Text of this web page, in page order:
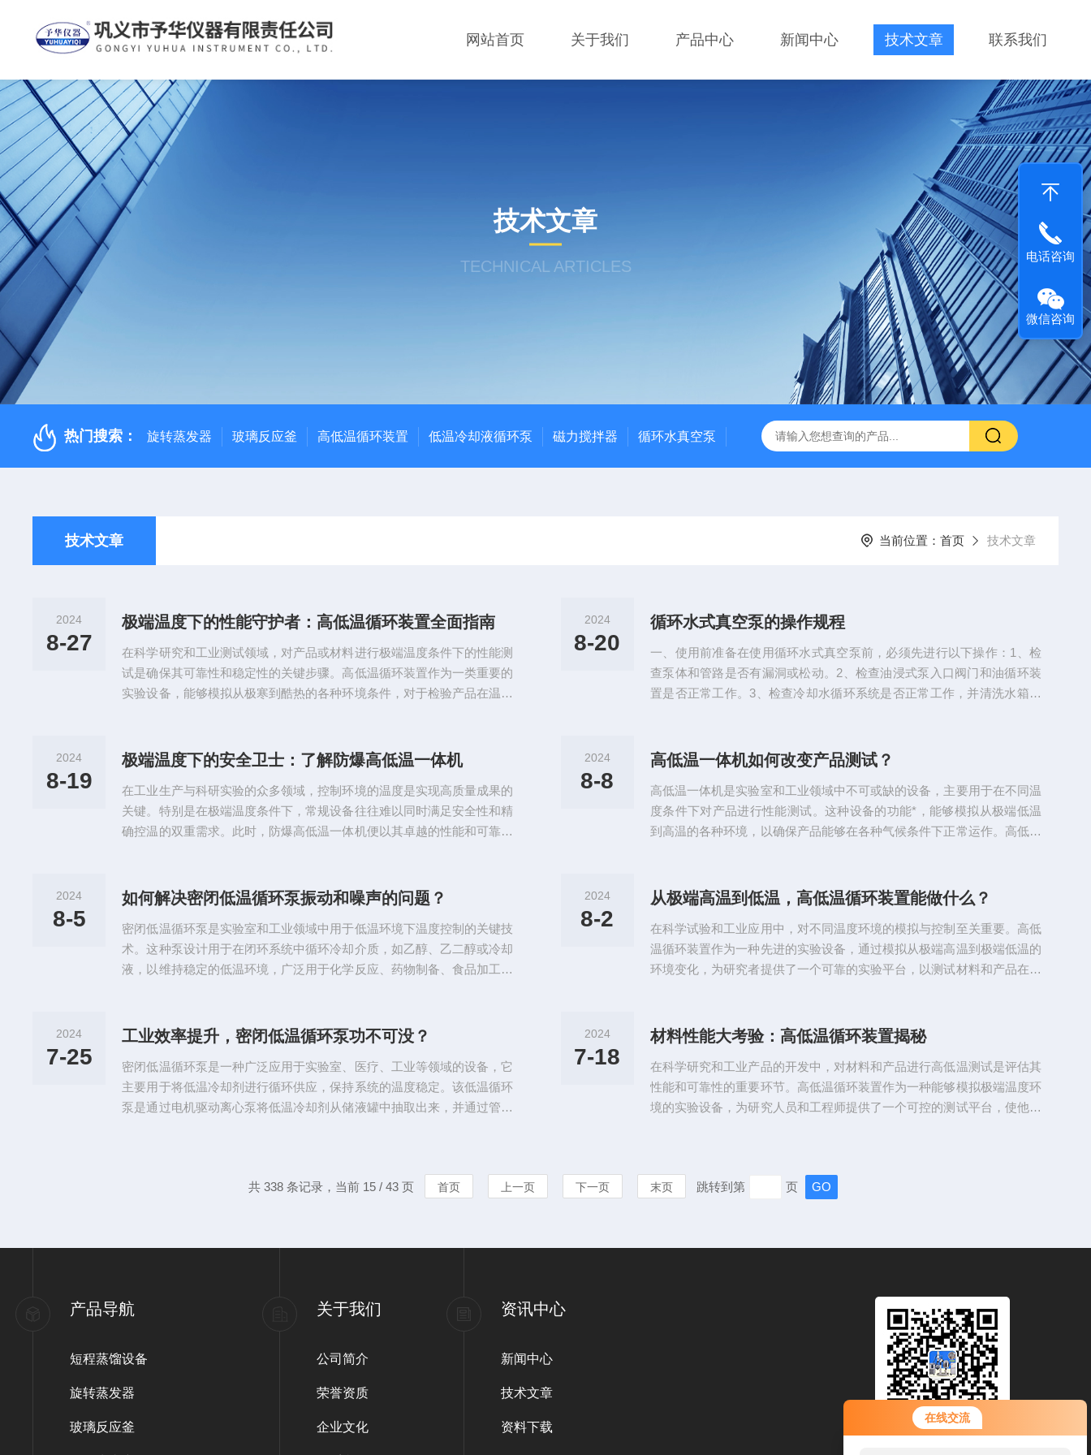
在线交流
网站首页 关于我们 产品中心 新闻中心 技术文章 联系我们
技术文章
TECHNICAL ARTICLES
热门搜索： 旋转蒸发器 玻璃反应釜 高低温循环装置 低温冷却液循环泵 磁力搅拌器 循环水真空泵
技术文章 当前位置： 首页 技术文章
2024
8-27
极端温度下的性能守护者：高低温循环装置全面指南
在科学研究和工业测试领域，对产品或材料进行极端温度条件下的性能测
试是确保其可靠性和稳定性的关键步骤。高低温循环装置作为一类重要的
实验设备，能够模拟从极寒到酷热的各种环境条件，对于检验产品在温度
统通常采用机械制冷或液氮制冷技术，负责降低箱体内的温度;加热系统
处理器或计算机接口对温度进行精确...
2024
8-20
循环水式真空泵的操作规程
一、使用前准备在使用循环水式真空泵前，必须先进行以下操作：1、检
查泵体和管路是否有漏洞或松动。2、检查油浸式泵入口阀门和油循环装
置是否正常工作。3、检查冷却水循环系统是否正常工作，并清洗水箱和
或打开泵的控制阀门后，泵会开始运行，此时应注意以下事项：1、在泵
坏。2、在泵运行期间，应随时检查泵...
2024
8-19
极端温度下的安全卫士：了解防爆高低温一体机
在工业生产与科研实验的众多领域，控制环境的温度是实现高质量成果的
关键。特别是在极端温度条件下，常规设备往往难以同时满足安全性和精
确控温的双重需求。此时，防爆高低温一体机便以其卓越的性能和可靠的
保在易燃易爆环境中安全运行。这种设备的设计和制造遵循严格的防爆标
储条件。防爆高低温一体机通过先进...
2024
8-8
高低温一体机如何改变产品测试？
高低温一体机是实验室和工业领域中不可或缺的设备，主要用于在不同温
度条件下对产品进行性能测试。这种设备的功能*，能够模拟从极端低温
到高温的各种环境，以确保产品能够在各种气候条件下正常运作。高低温
温测试、汽车零件的环境适应性测试等。该设备通过精确的温度控制系统
准确性和重复性。在实验室...
2024
8-5
如何解决密闭低温循环泵振动和噪声的问题？
密闭低温循环泵是实验室和工业领域中用于低温环境下温度控制的关键技
术。这种泵设计用于在闭环系统中循环冷却介质，如乙醇、乙二醇或冷却
液，以维持稳定的低温环境，广泛用于化学反应、药物制备、食品加工以
压缩成高压气体，随后通过冷凝器释放热量并转变为液体，制冷剂经膨胀
循环。这一连续的循环过程确保了冷...
2024
8-2
从极端高温到低温，高低温循环装置能做什么？
在科学试验和工业应用中，对不同温度环境的模拟与控制至关重要。高低
温循环装置作为一种先进的实验设备，通过模拟从极端高温到极端低温的
环境变化，为研究者提供了一个可靠的实验平台，以测试材料和产品在各
箱内温度;而电加热元件或蒸汽加热则用来提升内部温度。控制系统的核
性和重复性。这种装置的应用领域极...
2024
7-25
工业效率提升，密闭低温循环泵功不可没？
密闭低温循环泵是一种广泛应用于实验室、医疗、工业等领域的设备，它
主要用于将低温冷却剂进行循环供应，保持系统的温度稳定。该低温循环
泵是通过电机驱动离心泵将低温冷却剂从储液罐中抽取出来，并通过管路
求。密闭低温循环泵具有以下几个特点。首先，它采用密闭结构设计，可
2024
7-18
材料性能大考验：高低温循环装置揭秘
在科学研究和工业产品的开发中，对材料和产品进行高低温测试是评估其
性能和可靠性的重要环节。高低温循环装置作为一种能够模拟极端温度环
境的实验设备，为研究人员和工程师提供了一个可控的测试平台，使他们
进行降温和升温。制冷系统一般采用压缩机和冷却剂，通过蒸发和冷凝的
共 338 条记录，当前 15 / 43 页 首页 上一页 下一页 末页 跳转到第 页
产品导航
短程蒸馏设备
旋转蒸发器
玻璃反应釜
关于我们
公司简介
荣誉资质
企业文化
资讯中心
新闻中心
技术文章
资料下载
电话咨询
微信咨询